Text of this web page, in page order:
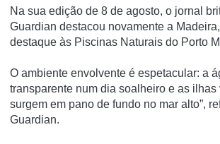
Na sua edição de 8 de agosto, o jornal
Guardian destacou novamente a
destaque às Piscinas Naturais do Porto
O ambiente envolvente é espetacular: a
transparente num dia soalheiro e as
surgem em pano de fundo no mar alto”,
Guardian.